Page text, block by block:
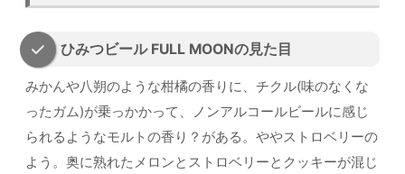
ひみつビール FULL MOONの見た目
みかんや八朔のような柑橘の香りに、チクル(味のなくな
ったガム)が乗っかかって、ノンアルコールビールに感じ
られるようなモルトの香り？がある。ややストロベリーの
よう。奥に熟れたメロンとストロベリーとクッキーが混じ